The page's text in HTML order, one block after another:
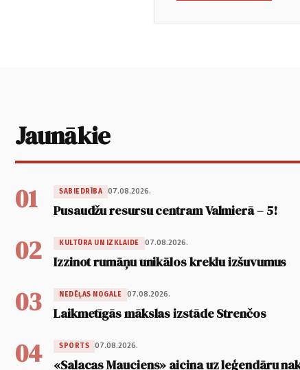
Jaunākie
01 SABIEDRĪBA 07.08.2026.
Pusaudžu resursu centram Valmierā – 5!
02 KULTŪRA UN IZKLAIDE 07.08.2026.
Izzinot rumāņu unikālos kreklu izšuvumus
03 NEDĒĻAS NOGALE 07.08.2026.
Laikmetīgās mākslas izstāde Strenčos
04 SPORTS 07.08.2026.
«Salacas Mauciens» aicina uz leģendāru